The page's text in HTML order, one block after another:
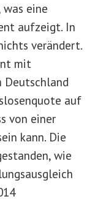
eine
aufzeigt. In
verändert.
mit
Deutschland
auf
von einer
kann. Die
wie